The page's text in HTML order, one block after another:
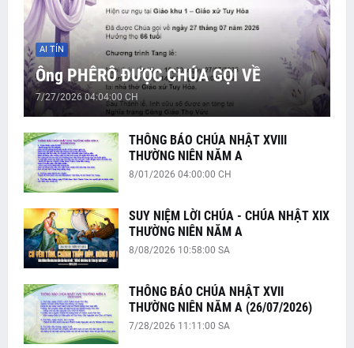
AI TÍN
Ông PHÊRÔ ĐƯỢC CHÚA GỌI VỀ
7/27/2026 04:04:00 CH
THÔNG BÁO CHÚA NHẬT XVIII
THƯỜNG NIÊN NĂM A
8/01/2026 04:00:00 CH
SUY NIỆM LỜI CHÚA - CHÚA NHẬT XIX
THƯỜNG NIÊN NĂM A
8/08/2026 10:58:00 SA
THÔNG BÁO CHÚA NHẬT XVII
THƯỜNG NIÊN NĂM A (26/07/2026)
7/28/2026 11:11:00 SA